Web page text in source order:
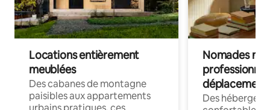
Locations entièrement
meublées
Des cabanes de montagne
paisibles aux appartements
Nomades
déplacement
Des